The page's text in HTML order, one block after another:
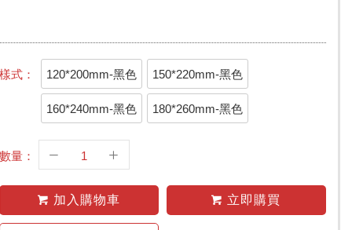
樣式： 120*200mm-黑色 150*220mm-黑色
160*240mm-黑色 180*260mm-黑色
數量：
加入購物車 立即購買